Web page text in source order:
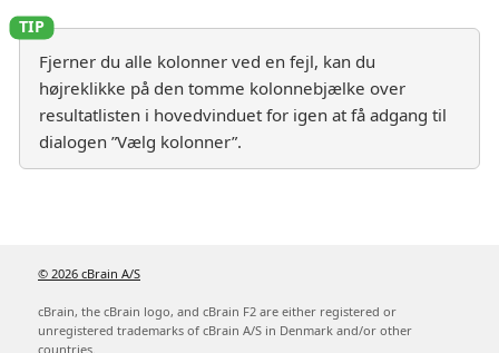
Fjerner du alle kolonner ved en fejl, kan du
højreklikke på den tomme kolonnebjælke over
resultatlisten i hovedvinduet for igen at få adgang til
dialogen ”Vælg kolonner”.
© 2026 cBrain A/S
cBrain, the cBrain logo, and cBrain F2 are either registered or
unregistered trademarks of cBrain A/S in Denmark and/or other
countries.